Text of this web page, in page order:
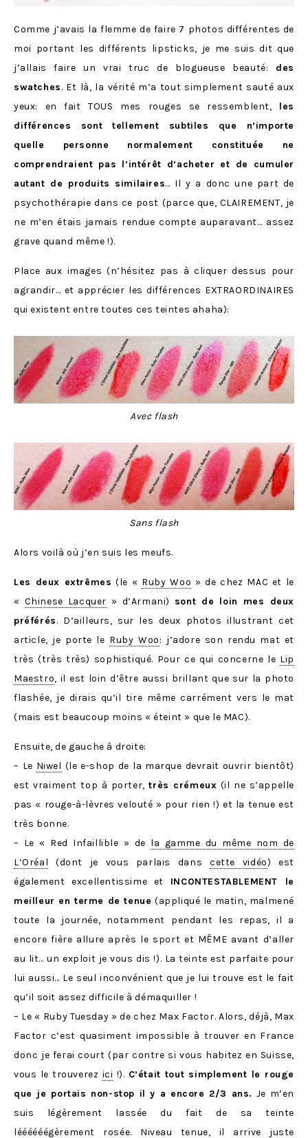
Comme j’avais la flemme de faire 7 photos différentes de
moi portant les différents lipsticks, je me suis dit que
j’allais faire un vrai truc de blogueuse beauté: des
swatches. Et là, la vérité m’a tout simplement sauté aux
yeux: en fait TOUS mes rouges se ressemblent, les
différences sont tellement subtiles que n’importe
quelle personne normalement constituée ne
comprendraient pas l’intérêt d’acheter et de cumuler
autant de produits similaires… Il y a donc une part de
psychothérapie dans ce post (parce que, CLAIREMENT, je
ne m’en étais jamais rendue compte auparavant… assez
grave quand même !).
Place aux images (n’hésitez pas à cliquer dessus pour
agrandir… et apprécier les différences EXTRAORDINAIRES
qui existent entre toutes ces teintes ahaha):
Avec flash
Sans flash
Alors voilà où j’en suis les meufs.
Les deux extrêmes (le « Ruby Woo » de chez MAC et le
« Chinese Lacquer » d’Armani) sont de loin mes deux
préférés. D’ailleurs, sur les deux photos illustrant cet
article, je porte le Ruby Woo: j’adore son rendu mat et
très (très très) sophistiqué. Pour ce qui concerne le Lip
Maestro, il est loin d’être aussi brillant que sur la photo
flashée, je dirais qu’il tire même carrément vers le mat
(mais est beaucoup moins « éteint » que le MAC).
Ensuite, de gauche à droite:
– Le Niwel (le e-shop de la marque devrait ouvrir bientôt)
est vraiment top à porter,très crémeux (il ne s’appelle
pas « rouge-à-lèvres velouté » pour rien !) et la tenue est
très bonne.
– Le « Red Infaillible » de la gamme du même nom de
L’Oréal (dont je vous parlais danscette vidéo) est
également excellentissime et INCONTESTABLEMENT le
meilleur en terme de tenue (appliqué le matin, malmené
toute la journée, notamment pendant les repas, il a
encore fière allure après le sport et MÊME avant d’aller
au lit… un exploit je vous dis !). La teinte est parfaite pour
lui aussi… Le seul inconvénient que je lui trouve est le fait
qu’il soit assez difficile à démaquiller !
– Le « Ruby Tuesday » de chez Max Factor. Alors, déjà, Max
Factor c’est quasiment impossible à trouver en France
donc je ferai court (par contre si vous habitez en Suisse,
vous le trouverez ici !). C’était tout simplement le rouge
que je portais non-stop il y a encore 2/3 ans. Je m’en
suis légèrement lassée du fait de sa teinte
léééééégèrement rosée. Niveau tenue, il arrive juste